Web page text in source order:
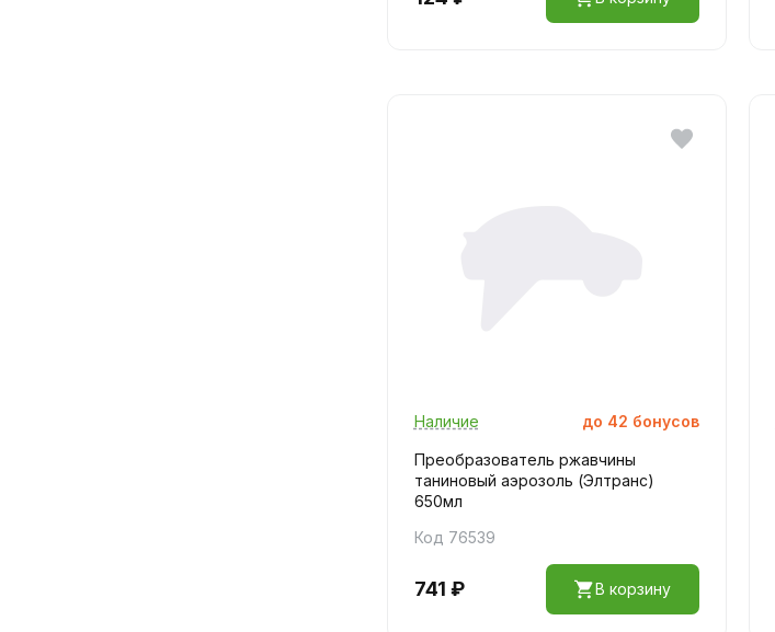
Наличие до 42 бонусов
Преобразователь ржавчины
таниновый аэрозоль (Элтранс)
650мл
Код 76539
741 ₽ В корзину